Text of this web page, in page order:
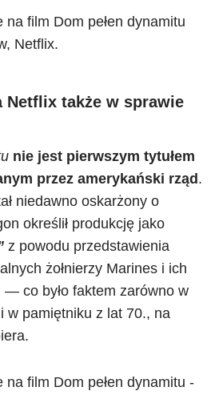
Netflix także w sprawie
nie jest pierwszym tytułem
przez amerykański rząd .
niedawno oskarżony o
określił produkcję jako
z powodu przedstawienia
żołnierzy Marines i ich
co było faktem zarówno w
w pamiętniku z lat 70., na